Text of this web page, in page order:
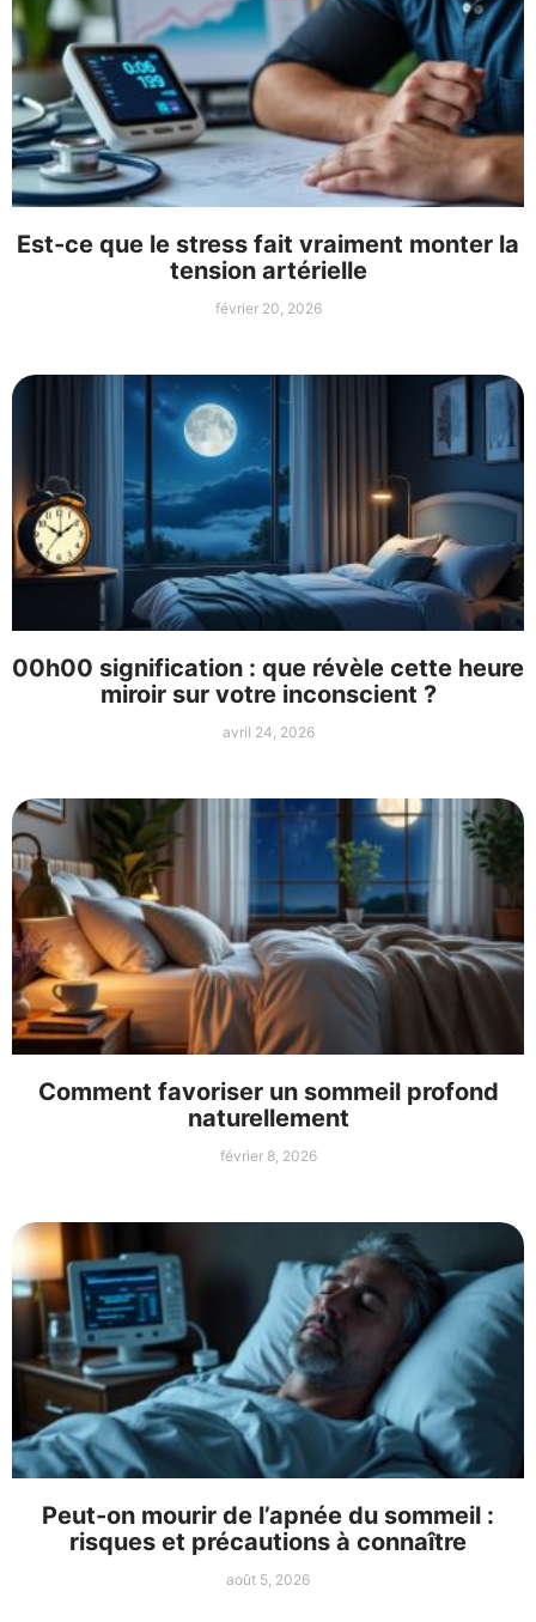
Est-ce que le stress fait vraiment monter la
tension artérielle
février 20, 2026
00h00 signification : que révèle cette heure
miroir sur votre inconscient ?
avril 24, 2026
Comment favoriser un sommeil profond
naturellement
février 8, 2026
Peut-on mourir de l’apnée du sommeil :
risques et précautions à connaître
août 5, 2026